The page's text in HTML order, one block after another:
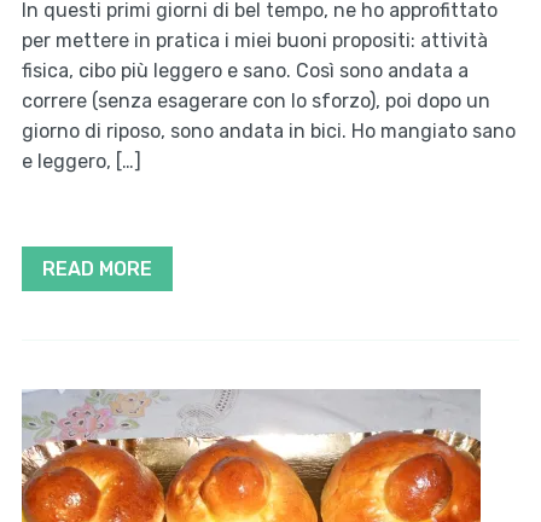
In questi primi giorni di bel tempo, ne ho approfittato
per mettere in pratica i miei buoni propositi: attività
fisica, cibo più leggero e sano. Così sono andata a
correre (senza esagerare con lo sforzo), poi dopo un
giorno di riposo, sono andata in bici. Ho mangiato sano
e leggero, […]
READ MORE